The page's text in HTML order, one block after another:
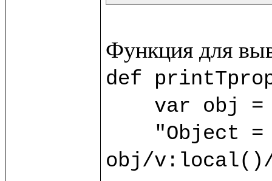
def
var obj =
obj/